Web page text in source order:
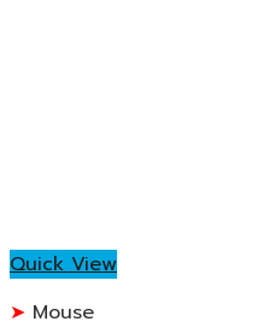
Quick View
Mouse